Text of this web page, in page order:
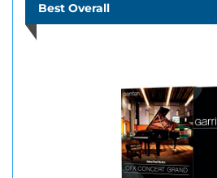
Best Overall